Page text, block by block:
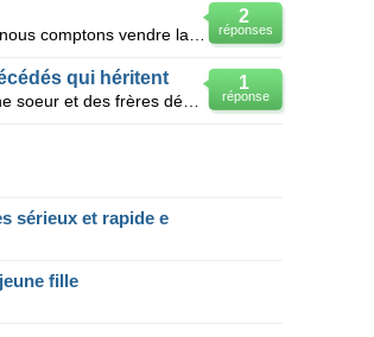
2
réponses
1
réponse
qui héritent
Ma tante décédé veuve sans enfants a encore une soeur et des frères décédés qui ont des enfants (de
sérieux et rapide e
fille